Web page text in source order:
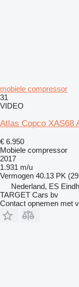
mobiele compressor
31
VIDEO
Atlas Copco XAS68
€ 6.950
Mobiele compressor
2017
1.931 m/u
Vermogen 40.13 PK
Nederland, ES
TARGET Cars bv
Contact opnemen met